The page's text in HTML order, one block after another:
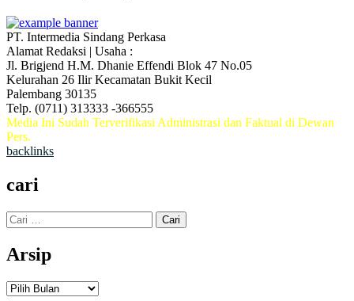
PT. Intermedia Sindang Perkasa
Alamat Redaksi | Usaha :
Jl. Brigjend H.M. Dhanie Effendi Blok 47 No.05
Kelurahan 26 Ilir Kecamatan Bukit Kecil
Palembang 30135
Telp. (0711) 313333 -366555
Media Ini Sudah Terverifikasi Administrasi dan Faktual di Dewan
Pers.
backlinks
cari
Cari
untuk:
Arsip
Arsip